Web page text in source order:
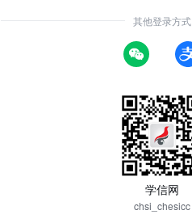
其他登录方式
学信网
chsi_chesicc